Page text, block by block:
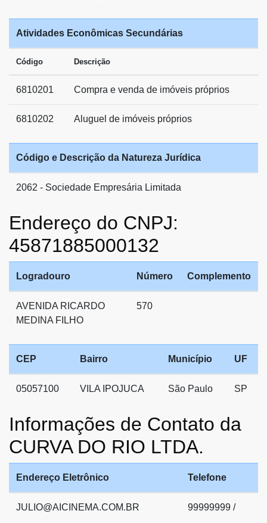
Atividades Econômicas Secundárias
Código Descrição
6810201 Compra e venda de imóveis próprios
6810202 Aluguel de imóveis próprios
Código e Descrição da Natureza Jurídica
2062 - Sociedade Empresária Limitada
Endereço do CNPJ:
45871885000132
Logradouro Número Complemento
AVENIDA RICARDO
MEDINA FILHO
570
CEP Bairro Município UF
05057100 VILA IPOJUCA São Paulo SP
Informações de Contato da
CURVA DO RIO LTDA.
Endereço Eletrônico Telefone
JULIO@AICINEMA.COM.BR 99999999 /